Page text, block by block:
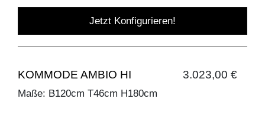
Jetzt Konfigurieren!
KOMMODE AMBIO HI 3.023,00 €
Maße: B120cm T46cm H180cm